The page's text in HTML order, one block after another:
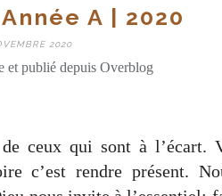
A | 2020
2020
et publié depuis Overblog
ceux qui sont à l’écart.
c’est rendre présent.